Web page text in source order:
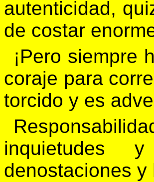
autenticidad,
de costar
¡Pero siempre
coraje para
torcido y es
inquietudes
denostaciones